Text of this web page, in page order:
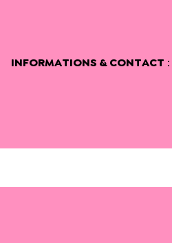
INFORMATIONS & CONTACT :